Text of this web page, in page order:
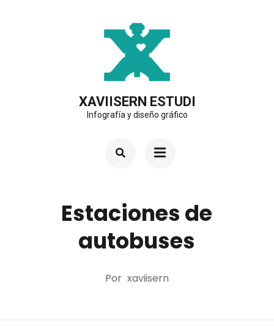
XAVIISERN ESTUDI
Infografía y diseño gráfico
Estaciones de
autobuses
Por xaviisern